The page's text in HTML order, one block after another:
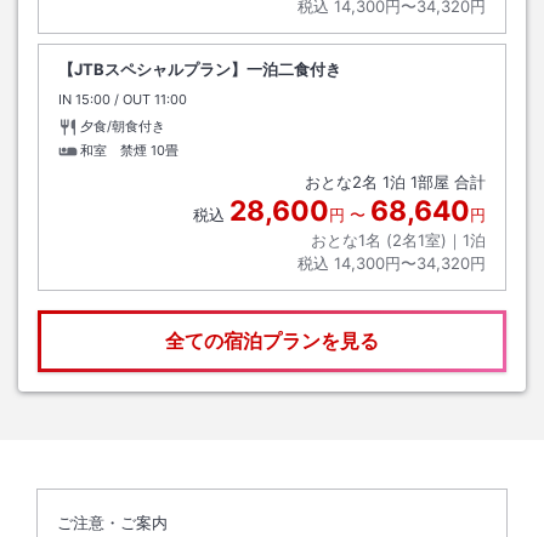
税込 14,300円〜34,320円
【JTBスペシャルプラン】一泊二食付き
IN チェックイン
15:00 / OUT チェックアウト
11:00
夕食/朝食付き
和室 禁煙 10畳
おとな2名 1泊 1部屋 合計
税込 28,600円 〜 68,640円
おとな1名 (2名1室)｜ 1泊
税込 14,300円〜34,320円
全ての宿泊プランを見る
ご注意・ご案内